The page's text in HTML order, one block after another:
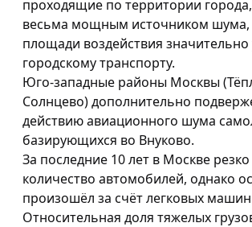
проходящие по территории
весьма мощным источником шума,
площади воздействия значительно
городскому транспорту.
Юго-западные районы Москвы
Солнцево) дополнительно
действию авиационного шума
базирующихся во Внуково.
За последние 10 лет в Москве
количество автомобилей, однако
произошёл за счёт легковых
Относительная доля тяжелых